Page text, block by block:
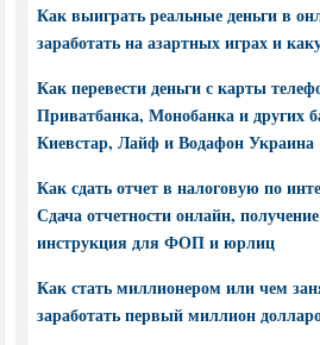
Как выиграть реальные деньги в
заработать на азартных играх и
Как перевести деньги с карты
Приватбанка, Монобанка и других
Киевстар, Лайф и Водафон Украина
Как сдать отчет в налоговую по
Сдача отчетности онлайн,
инструкция для ФОП и юрлиц
Как стать миллионером или чем
заработать первый миллион